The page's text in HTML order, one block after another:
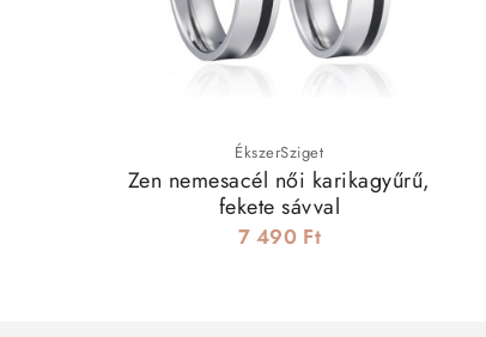
ÉkszerSziget
Zen nemesacél női karikagyűrű,
fekete sávval
7 490 Ft